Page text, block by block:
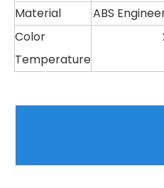
Material
ABS
Color
Temperature